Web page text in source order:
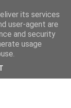
its services
user-agent are
and security
usage